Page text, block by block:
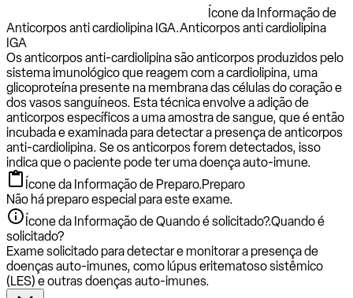
Ícone da Informação de
Anticorpos anti cardiolipina IGA.Anticorpos anti cardiolipina
IGA
Os anticorpos anti-cardiolipina são anticorpos produzidos pelo
sistema imunológico que reagem com a cardiolipina, uma
glicoproteína presente na membrana das células do coração e
dos vasos sanguíneos. Esta técnica envolve a adição de
anticorpos específicos a uma amostra de sangue, que é então
incubada e examinada para detectar a presença de anticorpos
anti-cardiolipina. Se os anticorpos forem detectados, isso
indica que o paciente pode ter uma doença auto-imune.
Ícone da Informação de Preparo.Preparo
Não há preparo especial para este exame.
Ícone da Informação de Quando é solicitado?.Quando é
solicitado?
Exame solicitado para detectar e monitorar a presença de
doenças auto-imunes, como lúpus eritematoso sistêmico
(LES) e outras doenças auto-imunes.